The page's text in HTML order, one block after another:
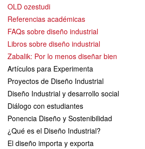
OLD ozestudi
Referencias académicas
FAQs sobre diseño industrial
Libros sobre diseño industrial
Zabalik: Por lo menos diseñar bien
Artículos para Experimenta
Proyectos de Diseño Industrial
Diseño Industrial y desarrollo social
Diálogo con estudiantes
Ponencia Diseño y Sostenibilidad
¿Qué es el Diseño Industrial?
El diseño importa y exporta